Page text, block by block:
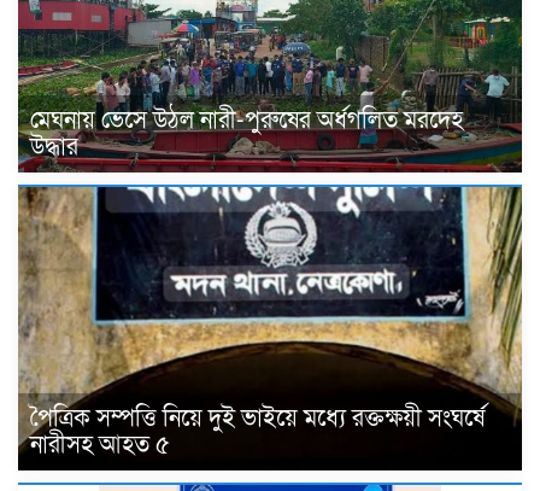
মেঘনায় ভেসে উঠল নারী-পুরুষের অর্ধগলিত মরদেহ
উদ্ধার
পৈত্রিক সম্পত্তি নিয়ে দুই ভাইয়ে মধ্যে রক্তক্ষয়ী সংঘর্ষে
নারীসহ আহত ৫